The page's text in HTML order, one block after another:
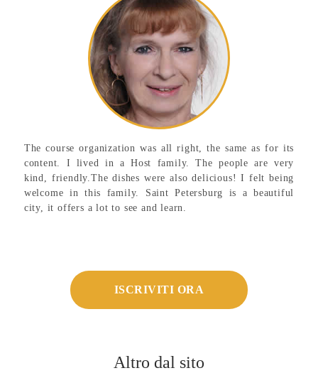
The course organization was all right, the same as for its
content. I lived in a Host family. The people are very
kind, friendly.The dishes were also delicious! I felt being
welcome in this family. Saint Petersburg is a beautiful
city, it offers a lot to see and learn.
ISCRIVITI ORA
Altro dal sito